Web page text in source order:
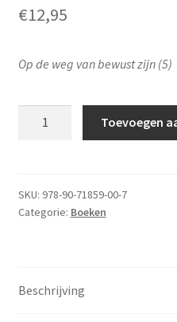
€12,95
Op de weg van bewust zijn (5)
weg
van
aantal
Toevoegen
SKU: 978-90-71859-00-7
Categorie: Boeken
Beschrijving